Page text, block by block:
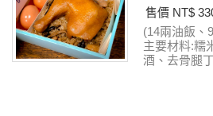
售價 NT$
(14兩油飯、
主要材料:糯
酒、去骨腿